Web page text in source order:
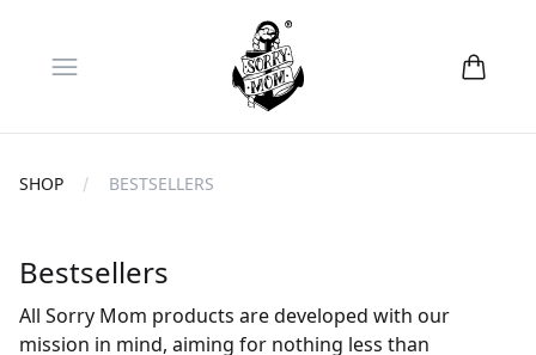
Open menu
SHOP BESTSELLERS
Bestsellers
All Sorry Mom products are developed with our
mission in mind, aiming for nothing less than